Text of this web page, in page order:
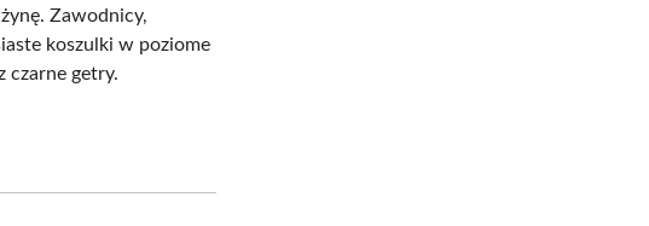
Zawodnicy,
koszulki w poziome
czarne getry.